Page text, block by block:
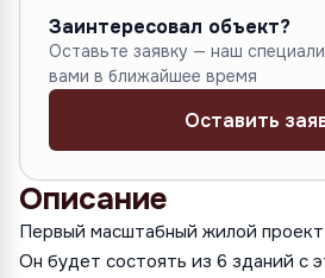
Заинтересовал объект?
Оставьте заявку — наш
вами в ближайшее время
Оставить
Описание
Первый масштабный жилой
Он будет состоять из 6 зданий с